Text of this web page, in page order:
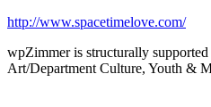
http://www.spacetimelove.com/
wpZimmer is structurally
Art/Department Culture, Youth &